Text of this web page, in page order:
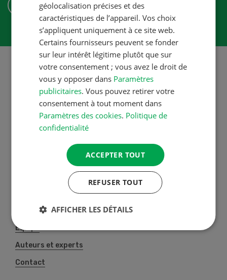
S'ABONNER
A propos de nous
La Revue UFA propose des
solutions professionnelles
individuelles à toutes les
agricultrices et agriculteurs de
Suisse. Notre équipe entretien des
contacts privilégiés avec de
nombreux auteurs spécialisés des
écoles et de l’industrie.
Équipe
Auteurs et experts
Contact
géolocalisation précises et des
caractéristiques de l’appareil. Vos choix
s’appliquent uniquement à ce site web.
Certains fournisseurs peuvent se fonder
sur leur intérêt légitime plutôt que sur
votre consentement ; vous avez le droit de
vous y opposer dans Paramètres
publicitaires. Vous pouvez retirer votre
consentement à tout moment dans
Paramètres des cookies. Politique de
confidentialité
ACCEPTER TOUT
REFUSER TOUT
AFFICHER LES DÉTAILS